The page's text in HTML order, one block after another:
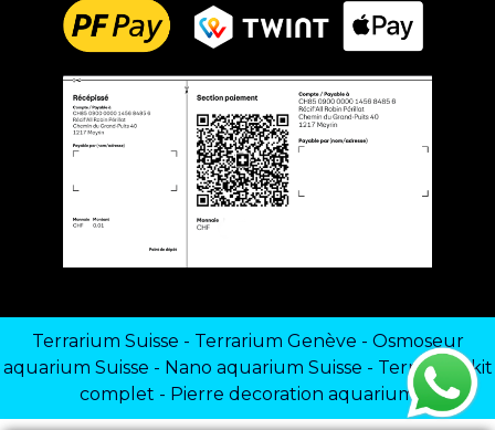
Terrarium Suisse - Terrarium Genève - Osmoseur
aquarium Suisse - Nano aquarium Suisse - Terrarium kit
complet - Pierre decoration aquarium